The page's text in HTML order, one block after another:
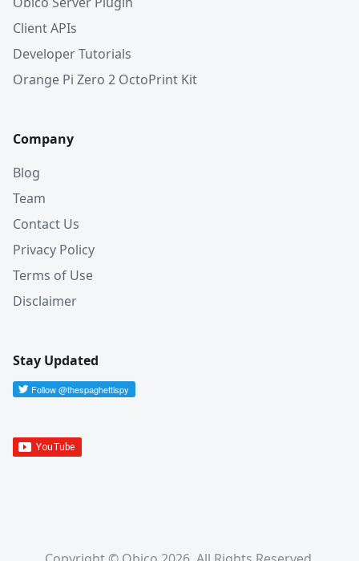
Client APIs
Developer Tutorials
Orange Pi Zero 2 OctoPrint Kit
Company
Blog
Team
Contact Us
Privacy Policy
Terms of Use
Disclaimer
Stay Updated